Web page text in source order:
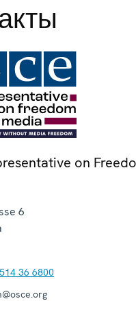
on
6
36 6800